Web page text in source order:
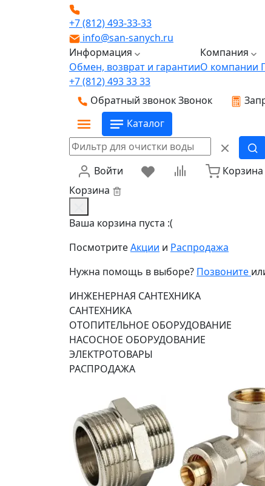
+7 (812) 493-33-33
info@san-sanych.ru
Информация
Обмен, возврат и гарантии
Компания
О компании
+7 (812) 493 33 33
Обратный звонокЗвонок
Каталог
Войти
Корзина
Корзина
Ваша корзина пуста :(
ПосмотритеАкции и Распродажа
Нужна помощь в выборе? Позвоните
ИНЖЕНЕРНАЯ САНТЕХНИКА
САНТЕХНИКА
ОТОПИТЕЛЬНОЕ ОБОРУДОВАНИЕ
НАСОСНОЕ ОБОРУДОВАНИЕ
ЭЛЕКТРОТОВАРЫ
РАСПРОДАЖА